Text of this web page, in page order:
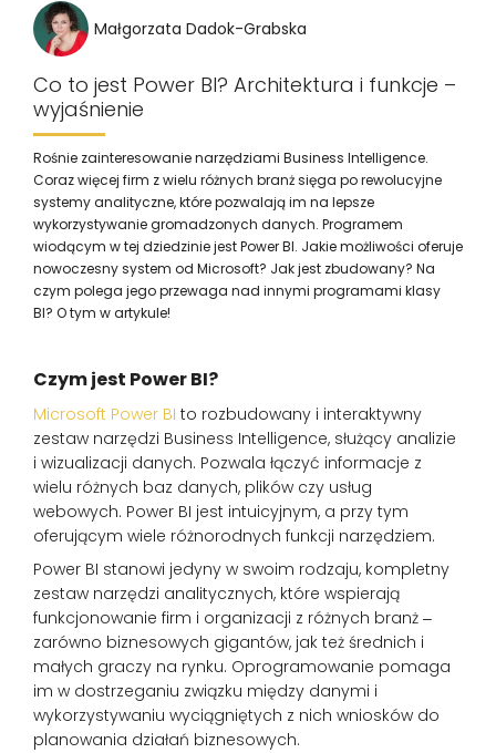
Małgorzata Dadok-Grabska
Co to jest Power BI? Architektura i funkcje –
wyjaśnienie
Rośnie zainteresowanie narzędziami Business Intelligence.
Coraz więcej firm z wielu różnych branż sięga po rewolucyjne
systemy analityczne, które pozwalają im na lepsze
wykorzystywanie gromadzonych danych. Programem
wiodącym w tej dziedzinie jest Power BI. Jakie możliwości oferuje
nowoczesny system od Microsoft? Jak jest zbudowany? Na
czym polega jego przewaga nad innymi programami klasy
BI? O tym w artykule!
Czym jest Power BI?
Microsoft Power BI to rozbudowany i interaktywny
zestaw narzędzi Business Intelligence, służący analizie
i wizualizacji danych. Pozwala łączyć informacje z
wielu różnych baz danych, plików czy usług
webowych. Power BI jest intuicyjnym, a przy tym
oferującym wiele różnorodnych funkcji narzędziem.
Power BI stanowi jedyny w swoim rodzaju, kompletny
zestaw narzędzi analitycznych, które wspierają
funkcjonowanie firm i organizacji z różnych branż ‒
zarówno biznesowych gigantów, jak też średnich i
małych graczy na rynku. Oprogramowanie pomaga
im w dostrzeganiu związku między danymi i
wykorzystywaniu wyciągniętych z nich wniosków do
planowania działań biznesowych.